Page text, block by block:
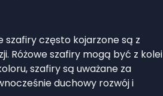
szafiry często kojarzone są z
Różowe szafiry mogą być z kolei
szafiry są uważane za
duchowy rozwój i